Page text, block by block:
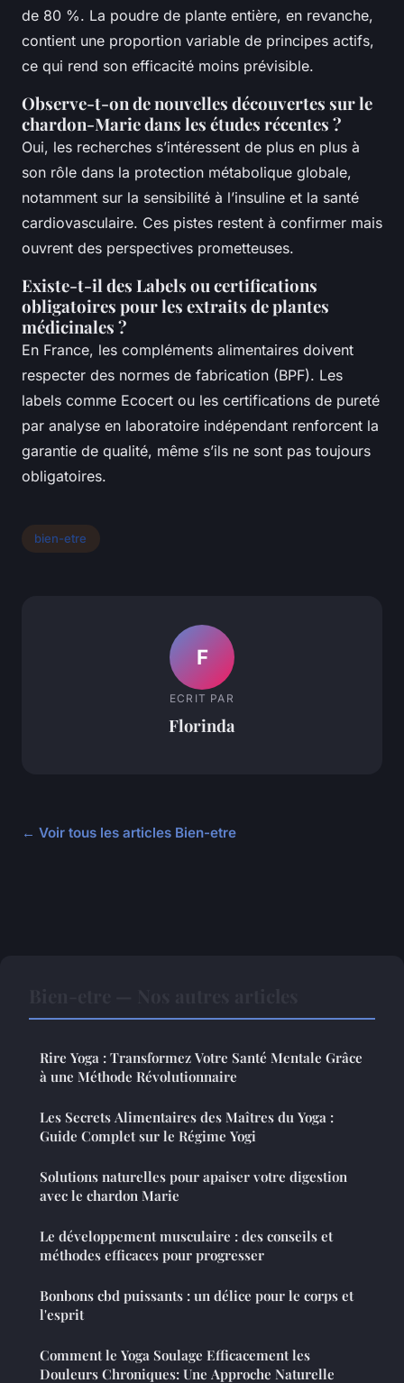
de 80 %. La poudre de plante entière, en revanche,
contient une proportion variable de principes actifs,
ce qui rend son efficacité moins prévisible.
Observe-t-on de nouvelles découvertes sur le
chardon-Marie dans les études récentes ?
Oui, les recherches s’intéressent de plus en plus à
son rôle dans la protection métabolique globale,
notamment sur la sensibilité à l’insuline et la santé
cardiovasculaire. Ces pistes restent à confirmer mais
ouvrent des perspectives prometteuses.
Existe-t-il des Labels ou certifications
obligatoires pour les extraits de plantes
médicinales ?
En France, les compléments alimentaires doivent
respecter des normes de fabrication (BPF). Les
labels comme Ecocert ou les certifications de pureté
par analyse en laboratoire indépendant renforcent la
garantie de qualité, même s’ils ne sont pas toujours
obligatoires.
bien-etre
F
ECRIT PAR
Florinda
← Voir tous les articles Bien-etre
Rire Yoga : Transformez Votre Santé Mentale Grâce
à une Méthode Révolutionnaire
Les Secrets Alimentaires des Maîtres du Yoga :
Guide Complet sur le Régime Yogi
Solutions naturelles pour apaiser votre digestion
avec le chardon Marie
Le développement musculaire : des conseils et
méthodes efficaces pour progresser
Bonbons cbd puissants : un délice pour le corps et
l'esprit
Comment le Yoga Soulage Efficacement les
Douleurs Chroniques: Une Approche Naturelle